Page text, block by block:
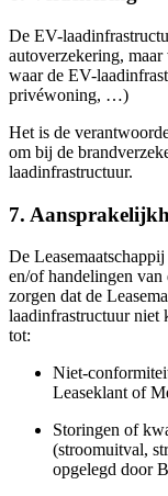
De EV-
autoverzekering,
waar de EV-
privéwoning, …)
Het is de
om bij de
laadinfrastructuur.
7.
De
en/of handelingen
zorgen dat de
laadinfrastructuur niet
tot:
Niet-
Leaseklant of
Storingen of
(stroomuitval,
opgelegd door